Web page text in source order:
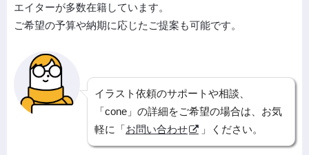
エイターが多数在籍しています。
ご希望の予算や納期に応じたご提案も可能です。
イラスト依頼のサポートや相談、
「cone」の詳細をご希望の場合は、お気
軽に「お問い合わせ 」ください。